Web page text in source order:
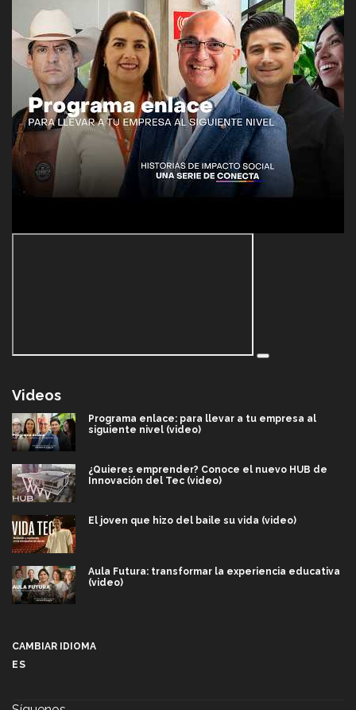
Videos
Programa enlace: para llevar a tu empresa al
siguiente nivel (video)
¿Quieres emprender? Conoce el nuevo HUB de
Innovación del Tec (video)
El joven que hizo del baile su vida (video)
Aula Futura: transformar la experiencia educativa
(video)
CAMBIAR IDIOMA
ES